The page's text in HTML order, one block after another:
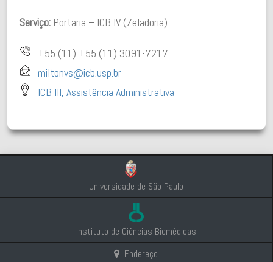
Serviço: Portaria – ICB IV (Zeladoria)
+55 (11) +55 (11) 3091-7217
miltonvs@icb.usp.br
ICB III, Assistência Administrativa
Universidade de São Paulo
Instituto de Ciências Biomédicas
Endereço